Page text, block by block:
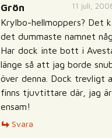
11 juli,
Grön
Krylbo-hellmoppers? Det
det dummaste namnet
Har dock inte bott i
länge så att jag borde
över denna. Dock trevligt
finns tjuvtittare där, jag
ensam!
Svara